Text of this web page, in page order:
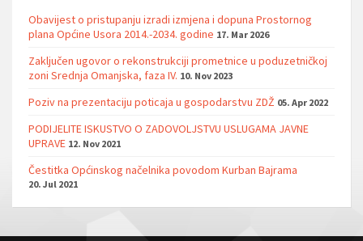
Obavijest o pristupanju izradi izmjena i dopuna Prostornog
plana Općine Usora 2014.-2034. godine 17. Mar 2026
Zaključen ugovor o rekonstrukciji prometnice u poduzetničkoj
zoni Srednja Omanjska, faza IV. 10. Nov 2023
Poziv na prezentaciju poticaja u gospodarstvu ZDŽ 05. Apr 2022
PODIJELITE ISKUSTVO O ZADOVOLJSTVU USLUGAMA JAVNE
UPRAVE 12. Nov 2021
Čestitka Općinskog načelnika povodom Kurban Bajrama
20. Jul 2021